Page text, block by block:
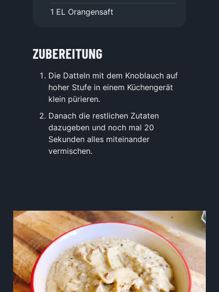
1 EL Orangensaft
ZUBEREITUNG
Die Datteln mit dem Knoblauch auf
hoher Stufe in einem Küchengerät
klein pürieren.
Danach die restlichen Zutaten
dazugeben und noch mal 20
Sekunden alles miteinander
vermischen.